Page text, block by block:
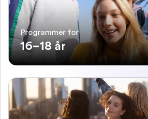
Programmer for
16–18 år